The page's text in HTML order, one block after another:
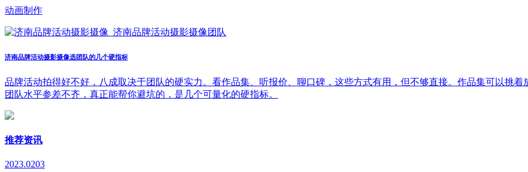
动画制作
济南品牌活动摄影摄像选团队的几个硬指标
品牌活动拍得好不好，八成取决于团队的硬实力。看作品集、听报价、聊口碑，这些方式有用，但不够直接。作品集可以挑
团队水平参差不齐，真正能帮你避坑的，是几个可量化的硬指标。
推荐资讯
2023.0203